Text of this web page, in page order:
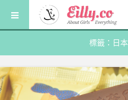
content
標籤：日本